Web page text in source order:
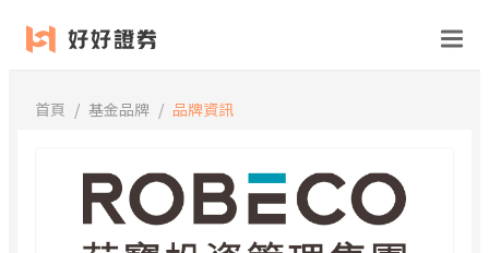
跳
至
首頁 / 基金品牌 / 品牌資訊